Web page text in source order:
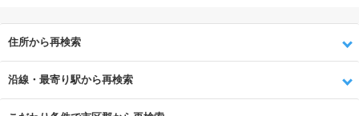
住所から再検索
沿線・最寄り駅から再検索